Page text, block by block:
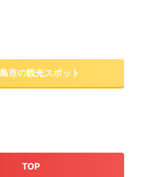
市の観光スポット
TOP